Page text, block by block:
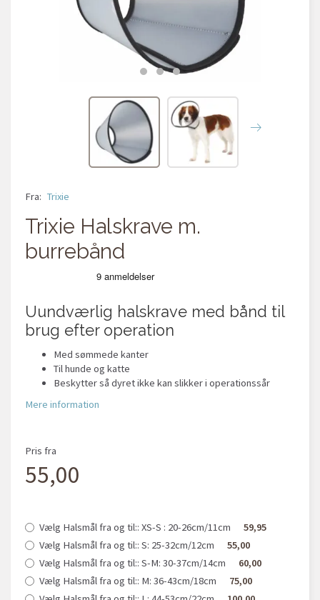
Fra: Trixie
Trixie Halskrave m.
burrebånd
Uundværlig halskrave med bånd til
brug efter operation
Med sømmede kanter
Til hunde og katte
Beskytter så dyret ikke kan slikker i operationssår
Mere information
Pris fra
55,00
Vælg Halsmål fra og til:: XS-S : 20-26cm/11cm
59,95
Vælg Halsmål fra og til:: S: 25-32cm/12cm
55,00
Vælg Halsmål fra og til:: S-M: 30-37cm/14cm
60,00
Vælg Halsmål fra og til:: M: 36-43cm/18cm
75,00